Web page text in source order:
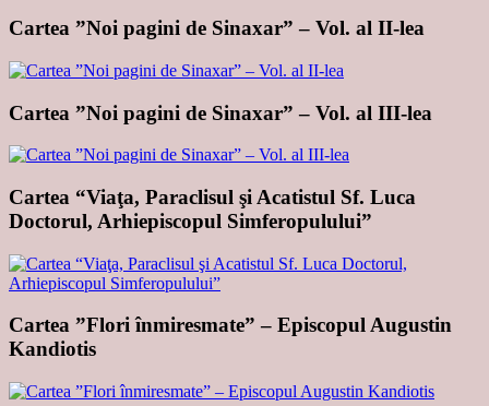
Cartea ”Noi pagini de Sinaxar” – Vol. al II-lea
Cartea ”Noi pagini de Sinaxar” – Vol. al III-lea
Cartea “Viaţa, Paraclisul şi Acatistul Sf. Luca
Doctorul, Arhiepiscopul Simferopulului”
Cartea ”Flori înmiresmate” – Episcopul Augustin
Kandiotis